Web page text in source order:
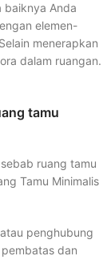
baiknya Anda
elemen-
menerapkan
dalam ruangan.
tamu
penghubung
dan